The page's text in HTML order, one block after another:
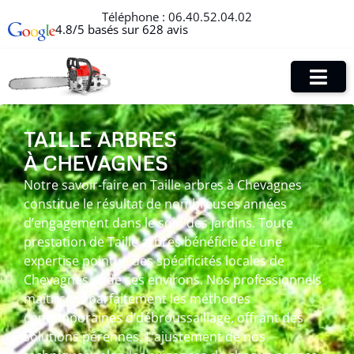
Téléphone : 06.40.52.04.02
4.8/5 basés sur 628 avis
TAILLE ARBRES
À CHEVAGNES
Notre savoir-faire en Taille arbres à Chevagnes
constitue le résultat de nombreuses années
d’engagement dans le soin des jardins. Toute
prestation de Taille arbres bénéficie de une
expertise pointue des spécificités locales de
Chevagnes et de ses environs. Nos professionnels
maîtrisent parfaitement les méthodes
contemporaines d’débroussaillage, offrant des
solutions pérennes. L’ajustement de nos